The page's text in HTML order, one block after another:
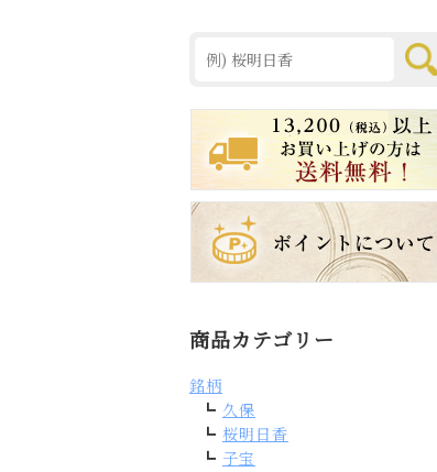
商品カテゴリー
銘柄
久保
桜明日香
子宝